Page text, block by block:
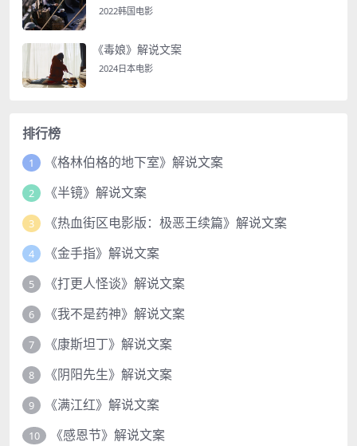
2022韩国电影
《毒娘》解说文案
2024日本电影
排行榜
1 《格林伯格的地下室》解说文案
2 《半镜》解说文案
3 《热血街区电影版：极恶王续篇》解说文案
4 《金手指》解说文案
5 《打更人怪谈》解说文案
6 《我不是药神》解说文案
7 《康斯坦丁》解说文案
8 《阴阳先生》解说文案
9 《满江红》解说文案
10 《感恩节》解说文案